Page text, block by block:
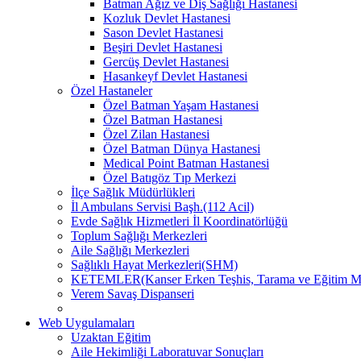
Batman Ağız ve Diş Sağlığı Hastanesi
Kozluk Devlet Hastanesi
Sason Devlet Hastanesi
Beşiri Devlet Hastanesi
Gercüş Devlet Hastanesi
Hasankeyf Devlet Hastanesi
Özel Hastaneler
Özel Batman Yaşam Hastanesi
Özel Batman Hastanesi
Özel Zilan Hastanesi
Özel Batman Dünya Hastanesi
Medical Point Batman Hastanesi
Özel Batıgöz Tıp Merkezi
İlçe Sağlık Müdürlükleri
İl Ambulans Servisi Başh.(112 Acil)
Evde Sağlık Hizmetleri İl Koordinatörlüğü
Toplum Sağlığı Merkezleri
Aile Sağlığı Merkezleri
Sağlıklı Hayat Merkezleri(SHM)
KETEMLER(Kanser Erken Teşhis, Tarama ve Eğitim
Verem Savaş Dispanseri
Web Uygulamaları
Uzaktan Eğitim
Aile Hekimliği Laboratuvar Sonuçları